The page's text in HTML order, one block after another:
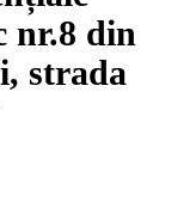
nr.8 din
strada